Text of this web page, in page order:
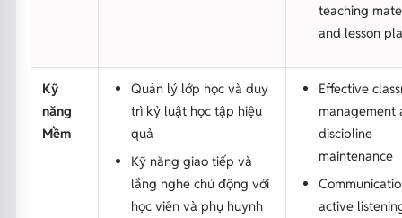
teaching
and lesson
Kỹ
năng
Mềm
Quản lý lớp học và duy
trì kỷ luật học tập hiệu
quả
Kỹ năng giao tiếp và
lắng nghe chủ động với
học viên và phụ huynh
Effective
management
discipline
maintenance
active